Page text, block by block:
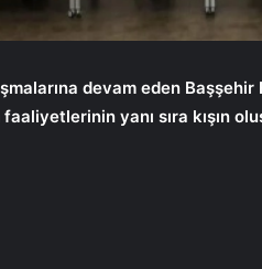
devam eden Başşehir
yanı sıra kışın